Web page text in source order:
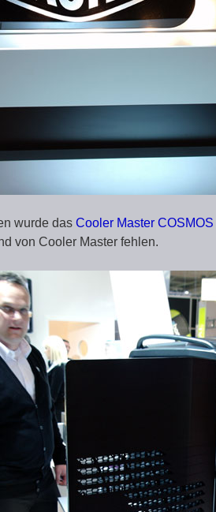
wurde das Cooler Master
von Cooler Master fehlen.